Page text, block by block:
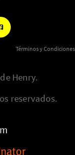
Términos y Condiciones
Henry.
reservados.